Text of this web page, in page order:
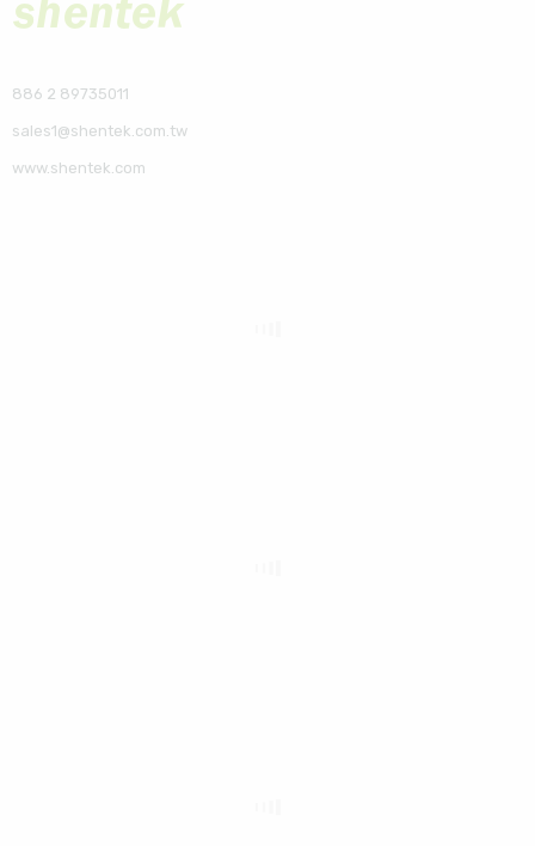
886 2 89735011
sales1@shentek.com.tw
www.shentek.com